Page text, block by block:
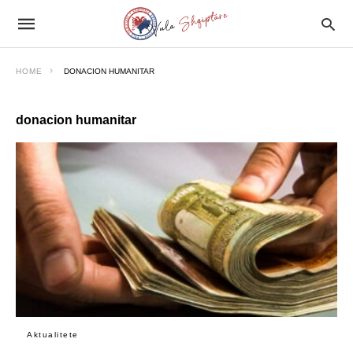
HOME DONACION HUMANITAR
donacion humanitar
Aktualitete